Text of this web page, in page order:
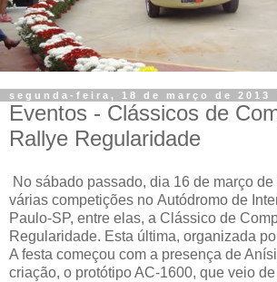
segunda-feira, 18 de março de 2013
Eventos - Clássicos de
Rallye Regularidade
No sábado passado, dia 16 de março
várias competições no Autódromo de
Paulo-SP, entre elas, a Clássico de
Regularidade. Esta última, organizada
A festa começou com a presença de
criação, o protótipo AC-1600, que veio